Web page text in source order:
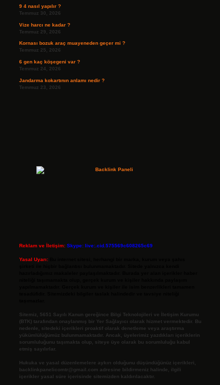
9 4 nasıl yapılır ?
Temmuz 30, 2026
Vize harcı ne kadar ?
Temmuz 29, 2026
Kornası bozuk araç muayeneden geçer mi ?
Temmuz 25, 2026
6 gen kaç köşegeni var ?
Temmuz 24, 2026
Jandarma kokartının anlamı nedir ?
Temmuz 23, 2026
Reklam ve İletişim: Skype: live:.cid.575569c608265c69
Yasal Uyarı:
Sitemiz, 5651 Sayılı Kanun gereğince Bilgi Teknolojileri ve İletişim Kurumu
(BTK) tarafından onaylanmış bir Yer Sağlayıcı olarak hizmet vermektedir. Bu
nedenle, sitedeki içerikleri proaktif olarak denetleme veya araştırma
yükümlülüğümüz bulunmamaktadır. Ancak, üyelerimiz yazdıkları içeriklerin
sorumluluğunu taşımakta olup, siteye üye olarak bu sorumluluğu kabul
etmiş sayılırlar.
Hukuka ve yasal düzenlemelere aykırı olduğunu düşündüğünüz içerikleri,
backlinkpanelicomtr@gmail.com adresine bildirmeniz halinde, ilgili
içerikler yasal süre içerisinde sitemizden kaldırılacaktır.